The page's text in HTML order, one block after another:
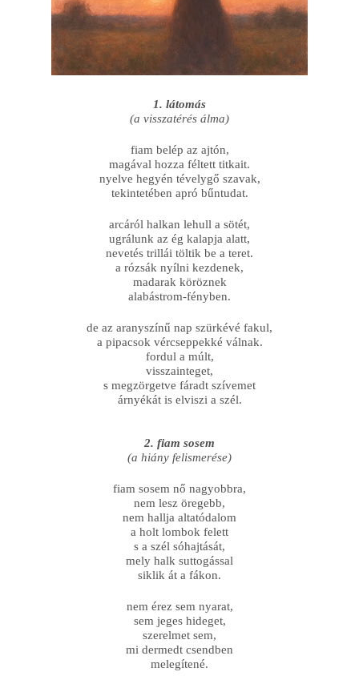
1. látomás
(a visszatérés álma)
fiam belép az ajtón,
magával hozza féltett titkait.
nyelve hegyén tévelygő szavak,
tekintetében apró bűntudat.
arcáról halkan lehull a sötét,
ugrálunk az ég kalapja alatt,
nevetés trillái töltik be a teret.
a rózsák nyílni kezdenek,
madarak köröznek
alabástrom-fényben.
de az aranyszínű nap szürkévé fakul,
a pipacsok vércseppekké válnak.
fordul a múlt,
visszainteget,
s megzörgetve fáradt szívemet
árnyékát is elviszi a szél.
2. fiam sosem
(a hiány felismerése)
fiam sosem nő nagyobbra,
nem lesz öregebb,
nem hallja altatódalom
a holt lombok felett
s a szél sóhajtását,
mely halk suttogással
siklik át a fákon.
nem érez sem nyarat,
sem jeges hideget,
szerelmet sem,
mi dermedt csendben
melegítené.